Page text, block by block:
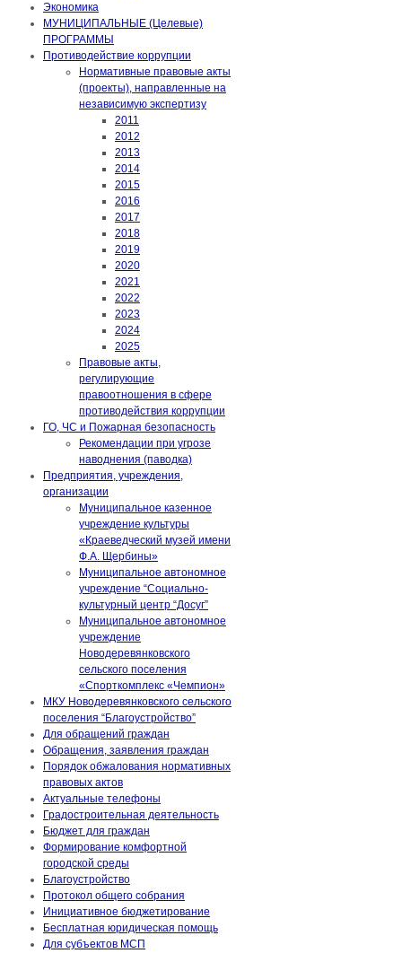
Экономика
МУНИЦИПАЛЬНЫЕ (Целевые)
ПРОГРАММЫ
Противодействие коррупции
Нормативные правовые акты
(проекты), направленные на
независимую экспертизу
2011
2012
2013
2014
2015
2016
2017
2018
2019
2020
2021
2022
2023
2024
2025
Правовые акты,
регулирующие
правоотношения в сфере
противодействия коррупции
ГО, ЧС и Пожарная безопасность
Рекомендации при угрозе
наводнения (паводка)
Предприятия, учреждения,
организации
Муниципальное казенное
учреждение культуры
«Краеведческий музей имени
Ф.А. Щербины»
Муниципальное автономное
учреждение “Социально-
культурный центр “Досуг”
Муниципальное автономное
учреждение
Новодеревянковского
сельского поселения
«Спорткомплекс «Чемпион»
МКУ Новодеревянковского сельского
поселения “Благоустройство”
Для обращений граждан
Обращения, заявления граждан
Порядок обжалования нормативных
правовых актов
Актуальные телефоны
Градостроительная деятельность
Бюджет для граждан
Формирование комфортной
городской среды
Благоустройство
Протокол общего собрания
Инициативное бюджетирование
Бесплатная юридическая помощь
Для субъектов МСП